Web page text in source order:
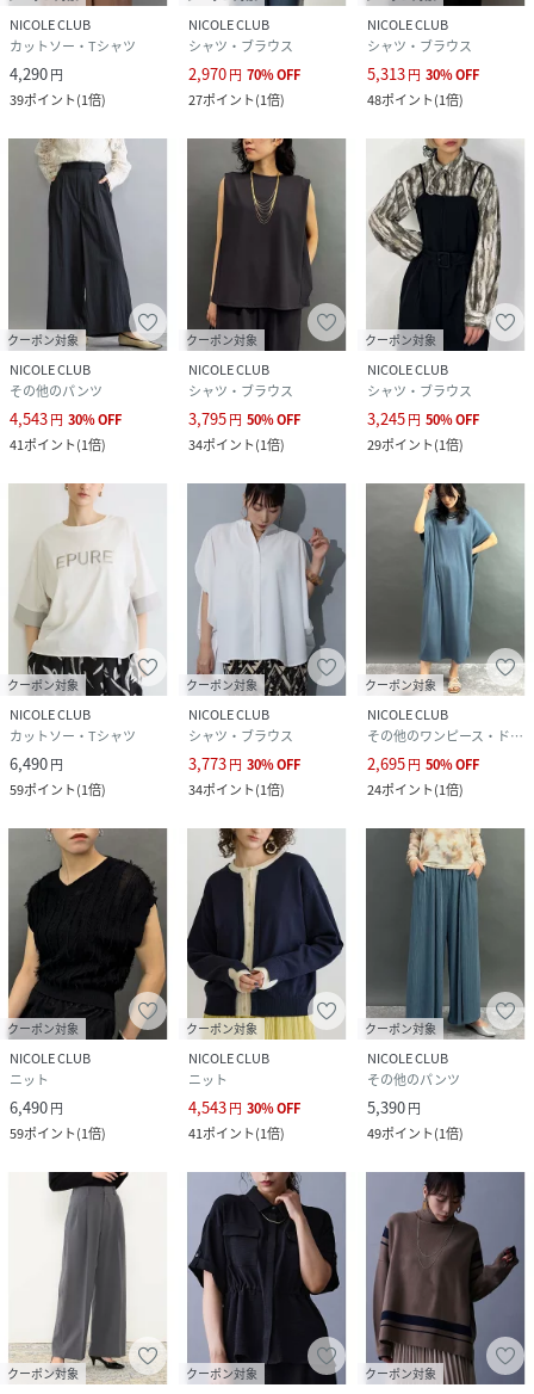
NICOLE CLUB
カットソー・Tシャツ
4,290円
39ポイント(1倍)
NICOLE CLUB
シャツ・ブラウス
2,970円 70%OFF
27ポイント(1倍)
NICOLE CLUB
シャツ・ブラウス
5,313円 30%OFF
48ポイント(1倍)
クーポン対象
NICOLE CLUB
その他のパンツ
4,543円 30%OFF
41ポイント(1倍)
クーポン対象
NICOLE CLUB
シャツ・ブラウス
3,795円 50%OFF
34ポイント(1倍)
クーポン対象
NICOLE CLUB
シャツ・ブラウス
3,245円 50%OFF
29ポイント(1倍)
クーポン対象
NICOLE CLUB
カットソー・Tシャツ
6,490円
59ポイント(1倍)
クーポン対象
NICOLE CLUB
シャツ・ブラウス
3,773円 30%OFF
34ポイント(1倍)
クーポン対象
NICOLE CLUB
その他のワンピース・ドレス
2,695円 50%OFF
24ポイント(1倍)
クーポン対象
NICOLE CLUB
ニット
6,490円
59ポイント(1倍)
クーポン対象
NICOLE CLUB
ニット
4,543円 30%OFF
41ポイント(1倍)
クーポン対象
NICOLE CLUB
その他のパンツ
5,390円
49ポイント(1倍)
クーポン対象 クーポン対象 クーポン対象